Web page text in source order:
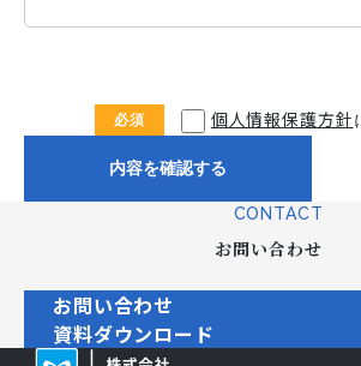
個人情報保護方針
CONTACT
お問い合わせ
お問い合わせ
資料ダウンロード